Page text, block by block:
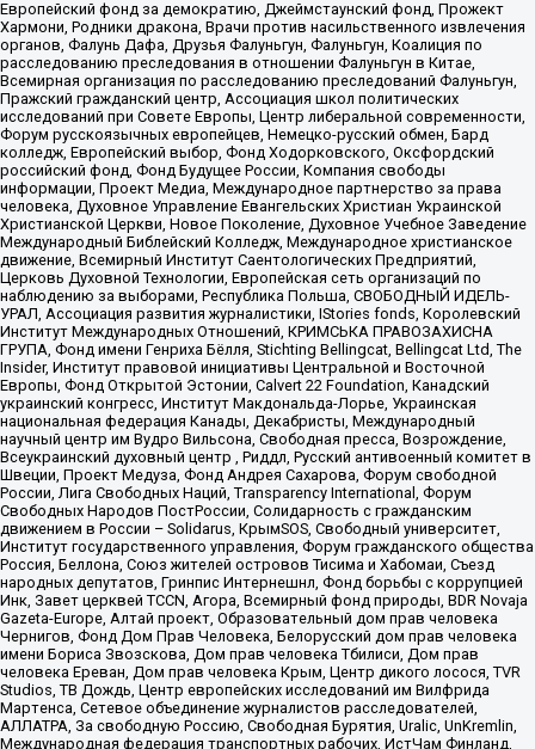
Европейский фонд за демократию, Джеймстаунский фонд, Прожект
Хармони, Родники дракона, Врачи против насильственного извлечения
органов, Фалунь Дафа, Друзья Фалуньгун, Фалуньгун, Коалиция по
расследованию преследования в отношении Фалуньгун в Китае,
Всемирная организация по расследованию преследований Фалуньгун,
Пражский гражданский центр, Ассоциация школ политических
исследований при Совете Европы, Центр либеральной современности,
Форум русскоязычных европейцев, Немецко-русский обмен, Бард
колледж, Европейский выбор, Фонд Ходорковского, Оксфордский
российский фонд, Фонд Будущее России, Компания свободы
информации, Проект Медиа, Международное партнерство за права
человека, Духовное Управление Евангельских Христиан Украинской
Христианской Церкви, Новое Поколение, Духовное Учебное Заведение
Международный Библейский Колледж, Международное христианское
движение, Всемирный Институт Саентологических Предприятий,
Церковь Духовной Технологии, Европейская сеть организаций по
наблюдению за выборами, Республика Польша, СВОБОДНЫЙ ИДЕЛЬ-
УРАЛ, Ассоциация развития журналистики, IStories fonds, Королевский
Институт Международных Отношений, КРИМСЬКА ПРАВОЗАХИСНА
ГРУПА, Фонд имени Генриха Бёлля, Stichting Bellingcat, Bellingcat Ltd, The
Insider, Институт правовой инициативы Центральной и Восточной
Европы, Фонд Открытой Эстонии, Calvert 22 Foundation, Канадский
украинский конгресс, Институт Макдональда-Лорье, Украинская
национальная федерация Канады, Декабристы, Международный
научный центр им Вудро Вильсона, Свободная пресса, Возрождение,
Всеукраинский духовный центр , Риддл, Русский антивоенный комитет в
Швеции, Проект Медуза, Фонд Андрея Сахарова, Форум свободной
России, Лига Свободных Наций, Transparеncy International, Форум
Свободных Народов ПостРоссии, Солидарность с гражданским
движением в России – Solidarus, КрымSOS, Свободный университет,
Институт государственного управления, Форум гражданского общества
Россия, Беллона, Союз жителей островов Тисима и Хабомаи, Съезд
народных депутатов, Гринпис Интернешнл, Фонд борьбы с коррупцией
Инк, Завет церквей TCCN, Агора, Всемирный фонд природы, BDR Novaja
Gazeta-Europe, Алтай проект, Образовательный дом прав человека
Чернигов, Фонд Дом Прав Человека, Белорусский дом прав человека
имени Бориса Звозскова, Дом прав человека Тбилиси, Дом прав
человека Ереван, Дом прав человека Крым, Центр дикого лосося, TVR
Studios, ТВ Дождь, Центр европейских исследований им Вилфрида
Мартенса, Сетевое объединение журналистов расследователей,
АЛЛАТРА, За свободную Россию, Свободная Бурятия, Uralic, UnKremlin,
Международная федерация транспортных рабочих, ИстЧам Финланд,